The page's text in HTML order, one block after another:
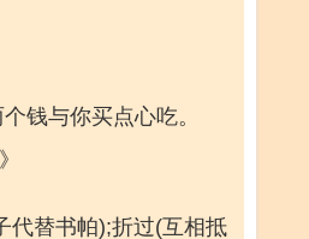
钱与你买点心吃。
代替书帕);折过(互相抵